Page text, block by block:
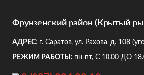
Фрунзенский район (Крытый
АДРЕС: г. Саратов, ул. Рахова, д. 108
РЕЖИМ РАБОТЫ: пн-пт, С 10.00 ДО